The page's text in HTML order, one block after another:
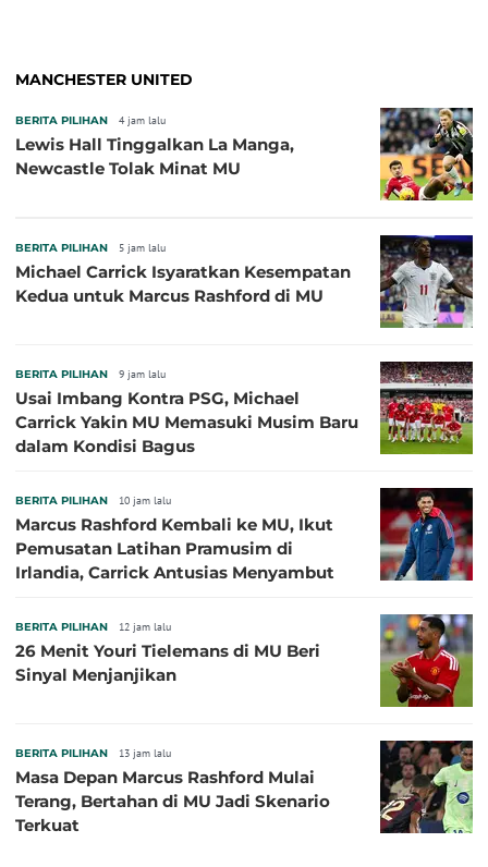
MANCHESTER UNITED
BERITA PILIHAN 4 jam lalu
Lewis Hall Tinggalkan La Manga,
Newcastle Tolak Minat MU
BERITA PILIHAN 5 jam lalu
Michael Carrick Isyaratkan Kesempatan
Kedua untuk Marcus Rashford di MU
BERITA PILIHAN 9 jam lalu
Usai Imbang Kontra PSG, Michael
Carrick Yakin MU Memasuki Musim Baru
dalam Kondisi Bagus
BERITA PILIHAN 10 jam lalu
Marcus Rashford Kembali ke MU, Ikut
Pemusatan Latihan Pramusim di
Irlandia, Carrick Antusias Menyambut
BERITA PILIHAN 12 jam lalu
26 Menit Youri Tielemans di MU Beri
Sinyal Menjanjikan
BERITA PILIHAN 13 jam lalu
Masa Depan Marcus Rashford Mulai
Terang, Bertahan di MU Jadi Skenario
Terkuat